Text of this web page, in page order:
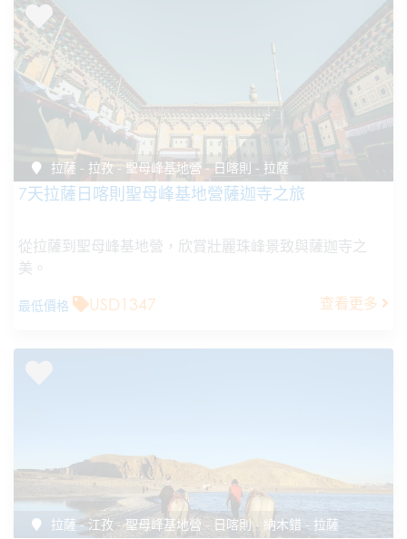
拉薩 - 拉孜 - 聖母峰基地營 - 日喀則 - 拉薩
7天拉薩日喀則聖母峰基地營薩迦寺之旅
從拉薩到聖母峰基地營，欣賞壯麗珠峰景致與薩迦寺之
美。
最低價格 USD1347 查看更多
拉薩 - 江孜 - 聖母峰基地營 - 日喀則 - 納木錯 - 拉薩